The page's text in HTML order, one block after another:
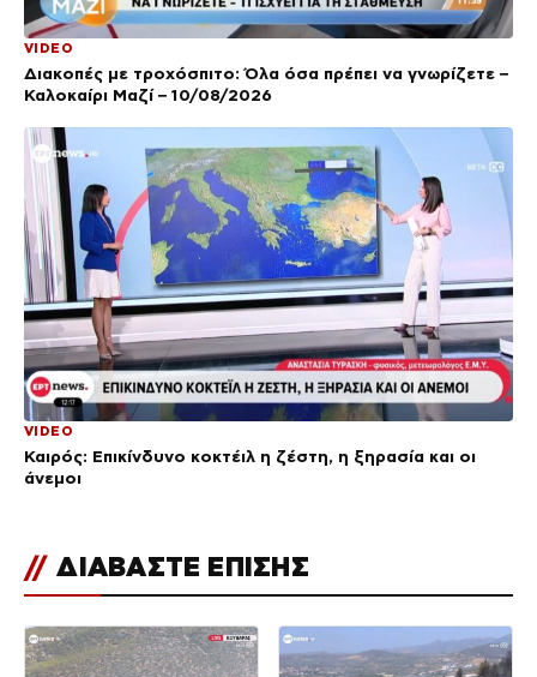
VIDEO
Διακοπές με τροχόσπιτο: Όλα όσα πρέπει να γνωρίζετε –
Καλοκαίρι Μαζί – 10/08/2026
VIDEO
Καιρός: Επικίνδυνο κοκτέιλ η ζέστη, η ξηρασία και οι
άνεμοι
// ΔΙΑΒΑΣΤΕ ΕΠΙΣΗΣ